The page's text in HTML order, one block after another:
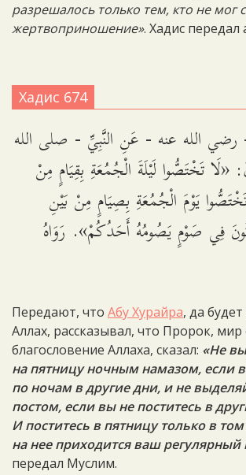
разрешалось только тем, кто не мог
жертвоприношение». Хадис передал
Хадис 674
الله عنه - عَنِ النَّبِيِّ - صلى الله
تَخْتَصُّوا لَيْلَةَ الْجُمُعَةِ بِقِيَامٍ مِنْ
يَوْمَ الْجُمُعَةِ بِصِيَامٍ مِنْ بَيْنِ
فِي صَوْمٍ يَصُومُهُ أَحَدُكُمْ». رَوَاهُ
Передают, что Абу Хурайра, да
Аллах, рассказывал, что Пророк, мир
благословение Аллаха, сказал: «Не
на пятницу ночным намазом, если
по ночам в другие дни, и не
постом, если вы не поститесь в
И поститесь в пятницу только в
на нее приходится ваш регулярный
передал Муслим.